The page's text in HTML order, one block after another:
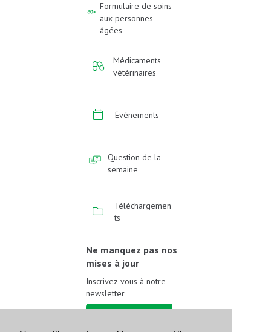
Formulaire de soins
aux personnes
âgées
Médicaments
vétérinaires
Événements
Question de la
semaine
Téléchargemen
ts
Ne manquez pas nos
mises à jour
Inscrivez-vous à notre
newsletter